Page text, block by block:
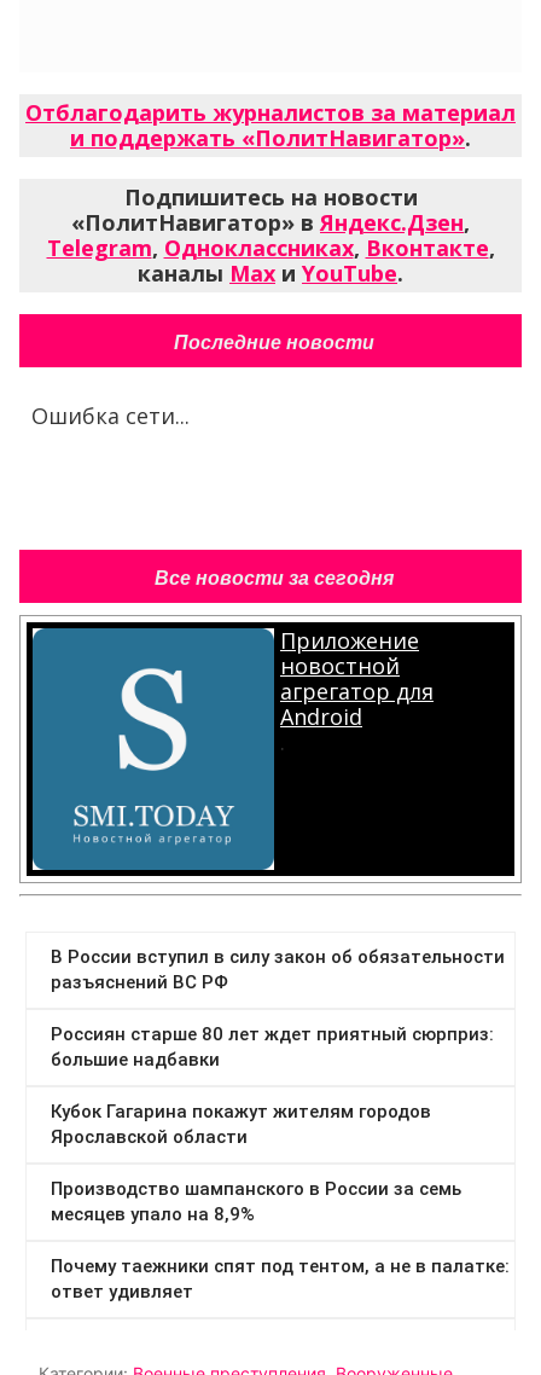
«ПолитНавигатор» вЯндекс.Дзен,
Telegram,Одноклассниках,Вконтакте,
каналыMaxиYouTube.
Последние новости
новостной
агрегатор для
Android
.
Категории:Военные преступления,Вооруженные
силы ,Дзен,Донбасс